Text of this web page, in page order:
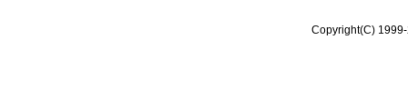
Copyright(C)